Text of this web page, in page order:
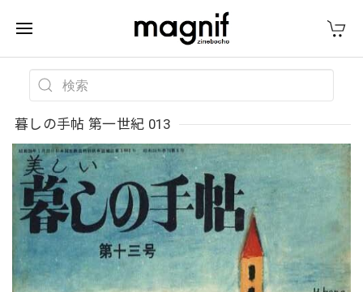
暮しの手帖 第一世紀 013